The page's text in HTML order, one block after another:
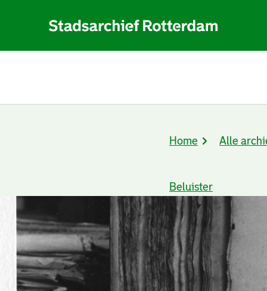
Kruimelpad
Home Alle
Beluister